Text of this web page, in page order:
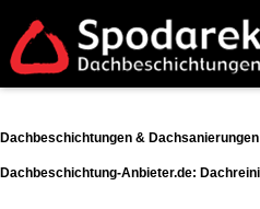
Dachbeschichtungen &
Dachbeschichtung-Anbieter.de: